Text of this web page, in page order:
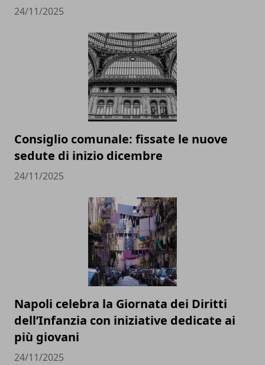
24/11/2025
Consiglio comunale: fissate le nuove
sedute di inizio dicembre
24/11/2025
Napoli celebra la Giornata dei Diritti
dell’Infanzia con iniziative dedicate ai
più giovani
24/11/2025